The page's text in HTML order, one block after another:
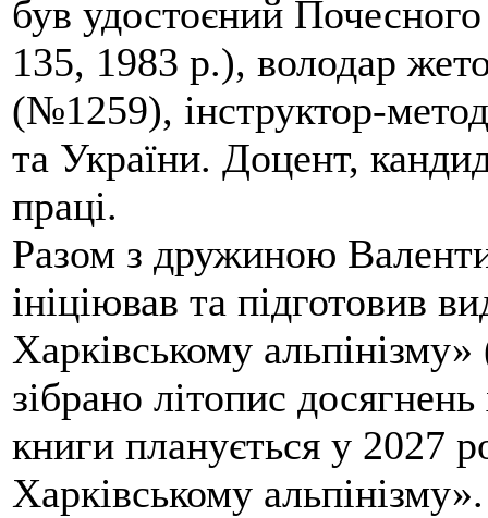
був удостоєний
135, 1983 р.), володар
(№1259), інструктор-
та України. Доцент,
праці.
Разом з дружиною
ініціював та підготовив
Харківському
зібрано літопис
книги планується у 2027
Харківському альпінізму».